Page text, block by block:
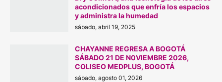
acondicionados que enfría los espacios
y administra la humedad
sábado, abril 19, 2025
CHAYANNE REGRESA A BOGOTÁ
SÁBADO 21 DE N0VIEMBRE 2026,
COLISEO MEDPLUS, BOGOTÁ
sábado, agosto 01, 2026